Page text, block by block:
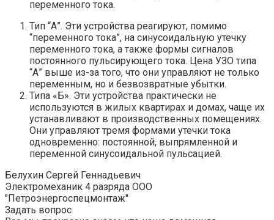
переменного тока.
Тип “А”. Эти устройства реагируют, помимо
“переменного тока”, на синусоидальную утечку
переменного тока, а также формы сигналов
постоянного пульсирующего тока. Цена УЗО типа
“А” выше из-за того, что они управляют не только
переменным, но и безвозвратные убытки.
Типа «Б». Эти устройства практически не
используются в жилых квартирах и домах, чаще их
устанавливают в производственных помещениях.
Они управляют тремя формами утечки тока
одновременно: постоянной, выпрямленной и
переменной синусоидальной пульсацией.
Белухин Сергей Геннадьевич
Электромеханик 4 разряда ООО
"Петроэнергоспецмонтаж"
Задать вопрос